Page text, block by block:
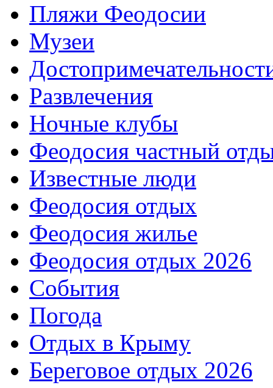
Пляжи Феодосии
Музеи
Развлечения
Ночные клубы
Феодосия частный
Известные люди
Феодосия отдых
Феодосия жилье
Феодосия отдых 2026
События
Погода
Отдых в Крыму
Береговое отдых 2026